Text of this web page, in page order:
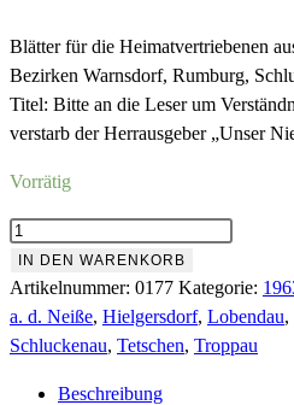
war:
8,00 €
ist:
Blätter für die Heimatvertriebenen
Bezirken Warnsdorf, Rumburg,
Titel: Bitte an die Leser um
verstarb der Herrausgeber „Unser
Vorrätig
Folge
177
Januar
1963
Menge
IN DEN WARENKORB
Artikelnummer: 0177 Kategorie:
a. d. Neiße, Hielgersdorf, Lobendau,
Schluckenau, Tetschen, Troppau
Beschreibung